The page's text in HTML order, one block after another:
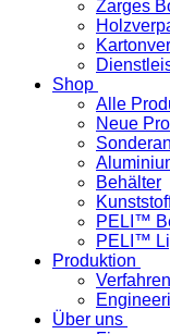
Zarges
Shop
Alle
Neue
Behälter
PELI™
PELI™
Produktion
Verfahren
Über uns